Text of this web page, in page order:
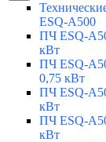
ESQ-A500
ПЧ ESQ-
кВт
ПЧ ESQ-
0,75 кВт
ПЧ ESQ-
кВт
ПЧ ESQ-
кВт